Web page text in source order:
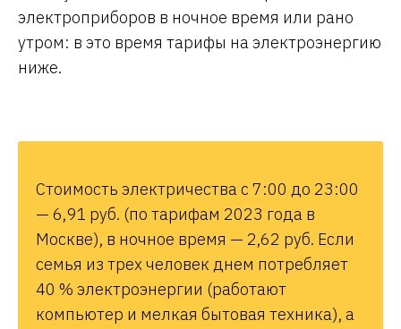
электроприборов в ночное время или рано
утром: в это время тарифы на электроэнергию
ниже.
Стоимость электричества с 7:00 до 23:00
— 6,91 руб. (по тарифам 2023 года в
Москве), в ночное время — 2,62 руб. Если
семья из трех человек днем потребляет
40 % электроэнергии (работают
компьютер и мелкая бытовая техника), а